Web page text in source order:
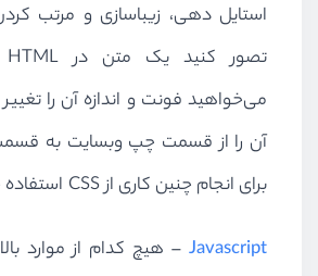
استایل دهی، زیباسازی و مرتب
تصور کنید یک متن درHTML
می‌خواهید فونت و اندازه آن را
آن را از قسمت چپ وبسایت به
برای انجام چنین کاری ازCSS
Javascript – هیچ کدام از موارد